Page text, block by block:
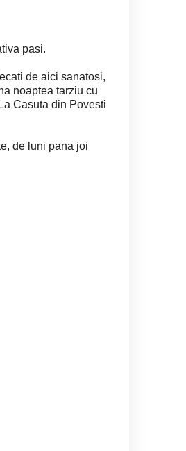
pasi.
de aici sanatosi,
noaptea tarziu cu
Casuta din Povesti
de luni pana joi